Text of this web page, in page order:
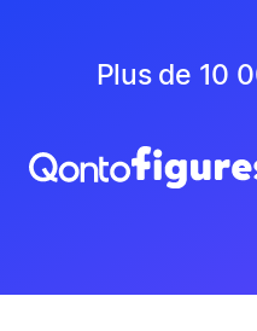
Plus de 10